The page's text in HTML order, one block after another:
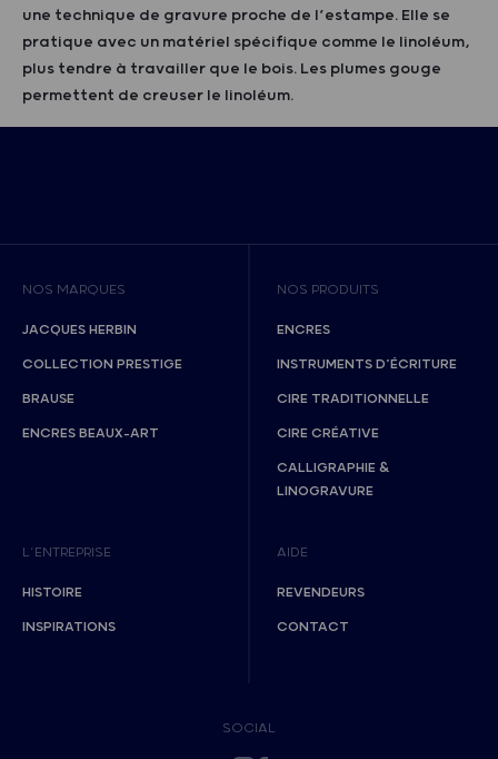
une technique de gravure proche de l’estampe. Elle se
pratique avec un matériel spécifique comme le linoléum,
plus tendre à travailler que le bois. Les plumes gouge
permettent de creuser le linoléum.
NOS MARQUES
JACQUES HERBIN
COLLECTION PRESTIGE
BRAUSE
ENCRES BEAUX-ART
NOS PRODUITS
ENCRES
INSTRUMENTS D’ÉCRITURE
CIRE TRADITIONNELLE
CIRE CRÉATIVE
CALLIGRAPHIE &
LINOGRAVURE
L’ENTREPRISE
HISTOIRE
INSPIRATIONS
AIDE
REVENDEURS
CONTACT
SOCIAL